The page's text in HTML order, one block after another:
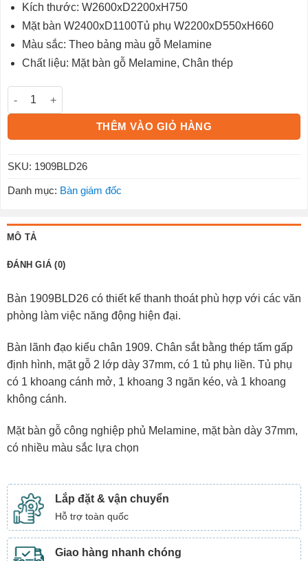
Kích thước: W2600xD2200xH750
Mặt bàn W2400xD1100Tủ phụ W2200xD550xH660
Màu sắc: Theo bảng màu gỗ Melamine
Chất liệu: Mặt bàn gỗ Melamine, Chân thép
Bàn lãnh đạo 1909BLD26 số lượng
THÊM VÀO GIỎ HÀNG
SKU: 1909BLD26
Danh mục: Bàn giám đốc
MÔ TẢ
ĐÁNH GIÁ (0)
Bàn 1909BLD26 có thiết kế thanh thoát phù hợp với các văn
phòng làm việc năng động hiện đại.
Bàn lãnh đạo kiểu chân 1909. Chân sắt bằng thép tấm gấp
định hình, mặt gỗ 2 lớp dày 37mm, có 1 tủ phụ liền. Tủ phụ
có 1 khoang cánh mở, 1 khoang 3 ngăn kéo, và 1 khoang
không cánh.
Mặt bàn gỗ công nghiệp phủ Melamine, mặt bàn dày 37mm,
có nhiều màu sắc lựa chọn
Lắp đặt & vận chuyển
Hỗ trợ toàn quốc
Giao hàng nhanh chóng